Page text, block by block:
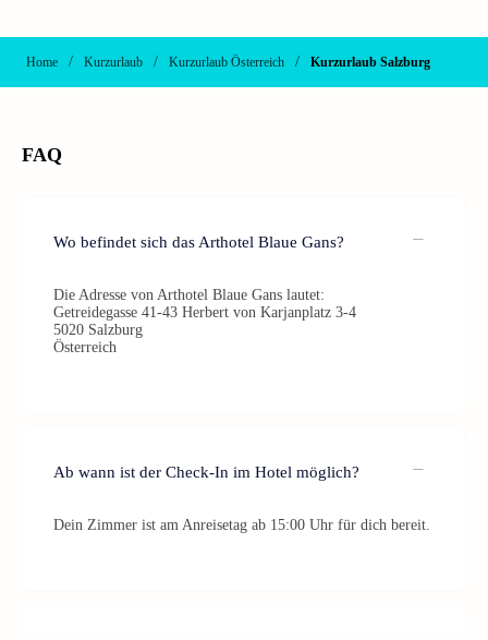
Home / Kurzurlaub / Kurzurlaub Österreich / Kurzurlaub Salzburg
FAQ
Wo befindet sich das Arthotel Blaue Gans?
Die Adresse von Arthotel Blaue Gans lautet:
Getreidegasse 41-43 Herbert von Karjanplatz 3-4
5020 Salzburg
Österreich
Ab wann ist der Check-In im Hotel möglich?
Dein Zimmer ist am Anreisetag ab 15:00 Uhr für dich bereit.